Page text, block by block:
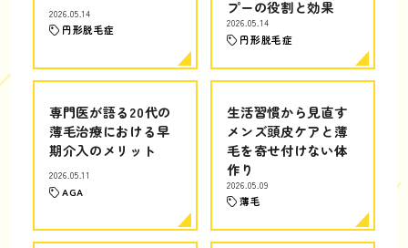
2026.05.14
円形脱毛症
プーの役割と効果
2026.05.14
円形脱毛症
専門医が語る20代の
薄毛治療における早
期介入のメリット
2026.05.11
AGA
生活習慣から見直す
メンズ頭皮ケアと薄
毛を寄せ付けない体
作り
2026.05.09
薄毛